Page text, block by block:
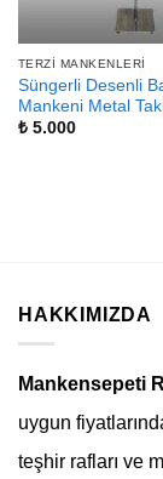
TERZI MANKENLERI
Süngerli Desenli
Mankeni Metal
₺5.000
HAKKIMIZDA
Mankensepeti
uygun
teşhir rafları ve